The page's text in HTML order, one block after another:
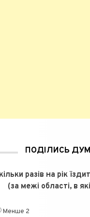
ПОДІЛИСЬ
разів на рік
(за межі області, в
Менше 2